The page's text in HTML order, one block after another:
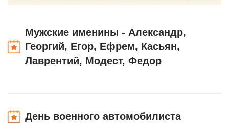
Мужские именины - Александр,
Георгий, Егор, Ефрем, Касьян,
Лаврентий, Модест, Федор
День военного автомобилиста